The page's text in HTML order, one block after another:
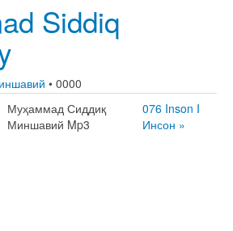
Siddiq
• 0000
Муҳаммад Сиддиқ
Миншавий Mp3
076 Inson I
Инсон »